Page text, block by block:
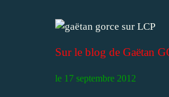
Sur le blog de Gaëtan
le 17 septembre 2012